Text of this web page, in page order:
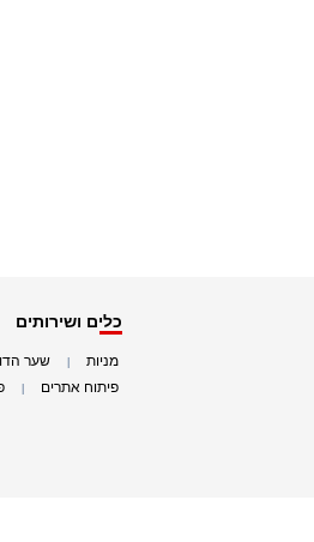
כלים ושירותים
מניות שער
פיתוח אתרים